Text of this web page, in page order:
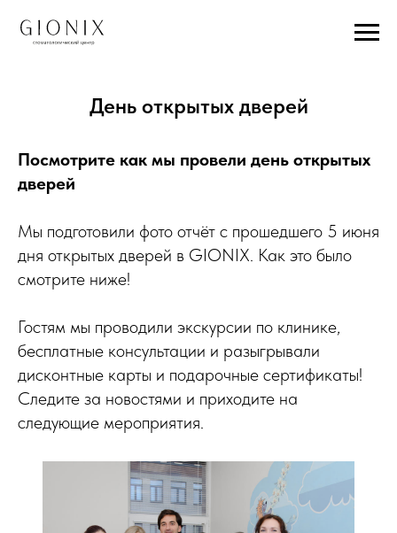
День открытых дверей
Посмотрите как мы провели день открытых
дверей
Мы подготовили фото отчёт с прошедшего 5 июня
дня открытых дверей в GIONIX. Как это было
смотрите ниже!
Гостям мы проводили экскурсии по клинике,
бесплатные консультации и разыгрывали
дисконтные карты и подарочные сертификаты!
Следите за новостями и приходите на
следующие мероприятия.